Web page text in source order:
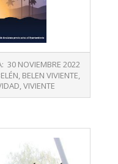
30 NOVIEMBRE 2022
, BELEN VIVIENTE,
,VIVIENTE